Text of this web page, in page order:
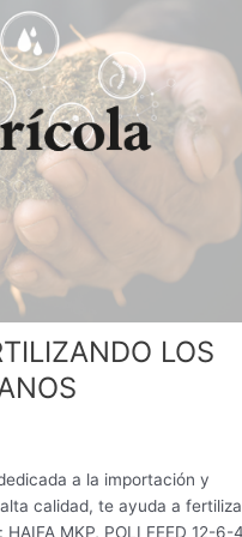
LOS
a la importación y
calidad, te ayuda a
MKP, POLI FEED 12-6-